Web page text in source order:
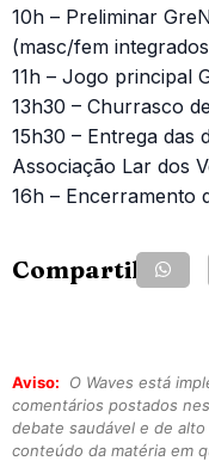
10h – Preliminar
(masc/fem
11h – Jogo principal
13h30 – Churrasco
15h30 – Entrega das
Associação Lar dos
16h – Encerramento
Compartilhe:
Aviso:
O Waves está
comentários postados
debate saudável e de
conteúdo da matéria em